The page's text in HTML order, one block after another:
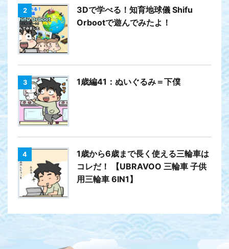
2
3Dで学べる！知育地球儀 Shifu
Orbootで遊んでみたよ！
3 1歳編41：ぬいぐるみ＝下僕
4
1歳から6歳まで長く使える三輪車は
コレだ！ 【UBRAVOO 三輪車 子供
用三輪車 6IN1】